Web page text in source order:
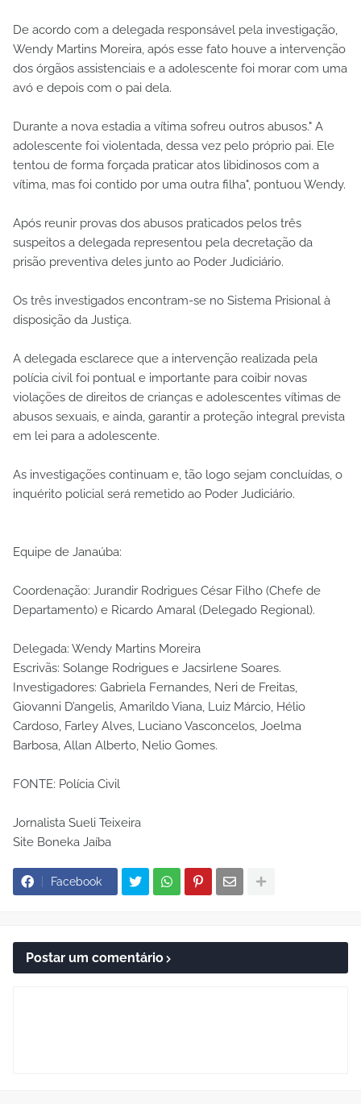
De acordo com a delegada responsável pela investigação,
Wendy Martins Moreira, após esse fato houve a intervenção
dos órgãos assistenciais e a adolescente foi morar com uma
avó e depois com o pai dela.
Durante a nova estadia a vítima sofreu outros abusos." A
adolescente foi violentada, dessa vez pelo próprio pai. Ele
tentou de forma forçada praticar atos libidinosos com a
vítima, mas foi contido por uma outra filha", pontuou Wendy.
Após reunir provas dos abusos praticados pelos três
suspeitos a delegada representou pela decretação da
prisão preventiva deles junto ao Poder Judiciário.
Os três investigados encontram-se no Sistema Prisional à
disposição da Justiça.
A delegada esclarece que a intervenção realizada pela
polícia civil foi pontual e importante para coibir novas
violações de direitos de crianças e adolescentes vítimas de
abusos sexuais, e ainda, garantir a proteção integral prevista
em lei para a adolescente.
As investigações continuam e, tão logo sejam concluídas, o
inquérito policial será remetido ao Poder Judiciário.
Equipe de Janaúba:
Coordenação: Jurandir Rodrigues César Filho (Chefe de
Departamento) e Ricardo Amaral (Delegado Regional).
Delegada: Wendy Martins Moreira
Escrivãs: Solange Rodrigues e Jacsirlene Soares.
Investigadores: Gabriela Fernandes, Neri de Freitas,
Giovanni D’angelis, Amarildo Viana, Luiz Márcio, Hélio
Cardoso, Farley Alves, Luciano Vasconcelos, Joelma
Barbosa, Allan Alberto, Nelio Gomes.
FONTE: Polícia Civil
Jornalista Sueli Teixeira
Site Boneka Jaíba
Facebook
Postar um comentário